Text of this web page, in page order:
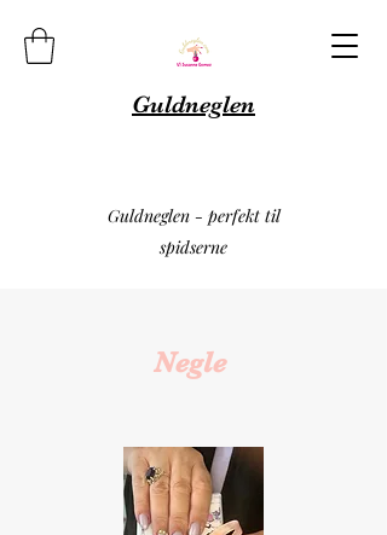
Guldneglen
Guldneglen - perfekt til
spidserne
Negle